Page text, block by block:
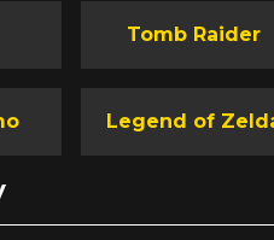
Tomb Raider
Legend of